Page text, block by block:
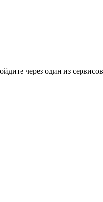
через один из сервисов